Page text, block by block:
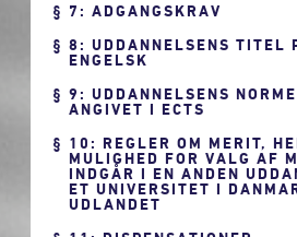
7: ADGANGSKRAV
8: UDDANNELSENS TITEL
ENGELSK
9: UDDANNELSENS
ANGIVET I ECTS
10: REGLER OM MERIT,
MULIGHED FOR VALG AF
INDGÅR I EN ANDEN
ET UNIVERSITET I
UDLANDET